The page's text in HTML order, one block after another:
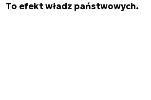
To efekt władz państwowych.